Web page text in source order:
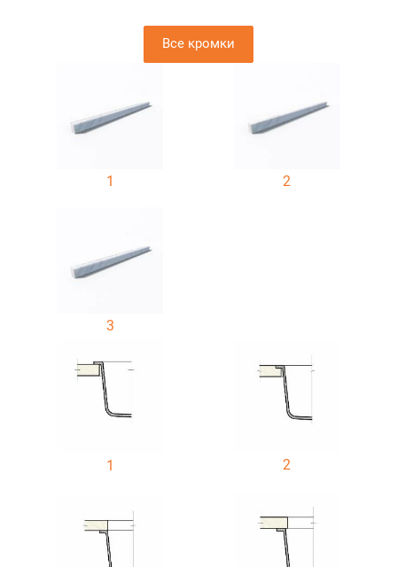
Все кромки
1 2
3
1 2